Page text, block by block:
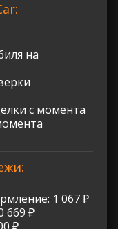
на
с момента
1 067 ₽
669 ₽